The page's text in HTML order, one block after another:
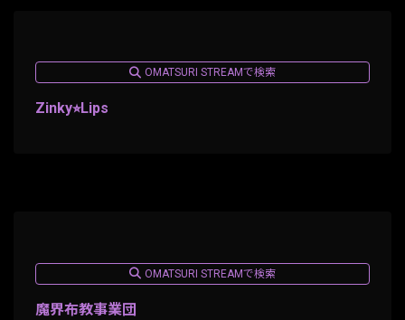
OMATSURI STREAMで検索
Zinky⭐︎Lips
OMATSURI STREAMで検索
魔界布教事業団